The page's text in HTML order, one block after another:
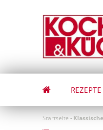
REZEPTE
Startseite -